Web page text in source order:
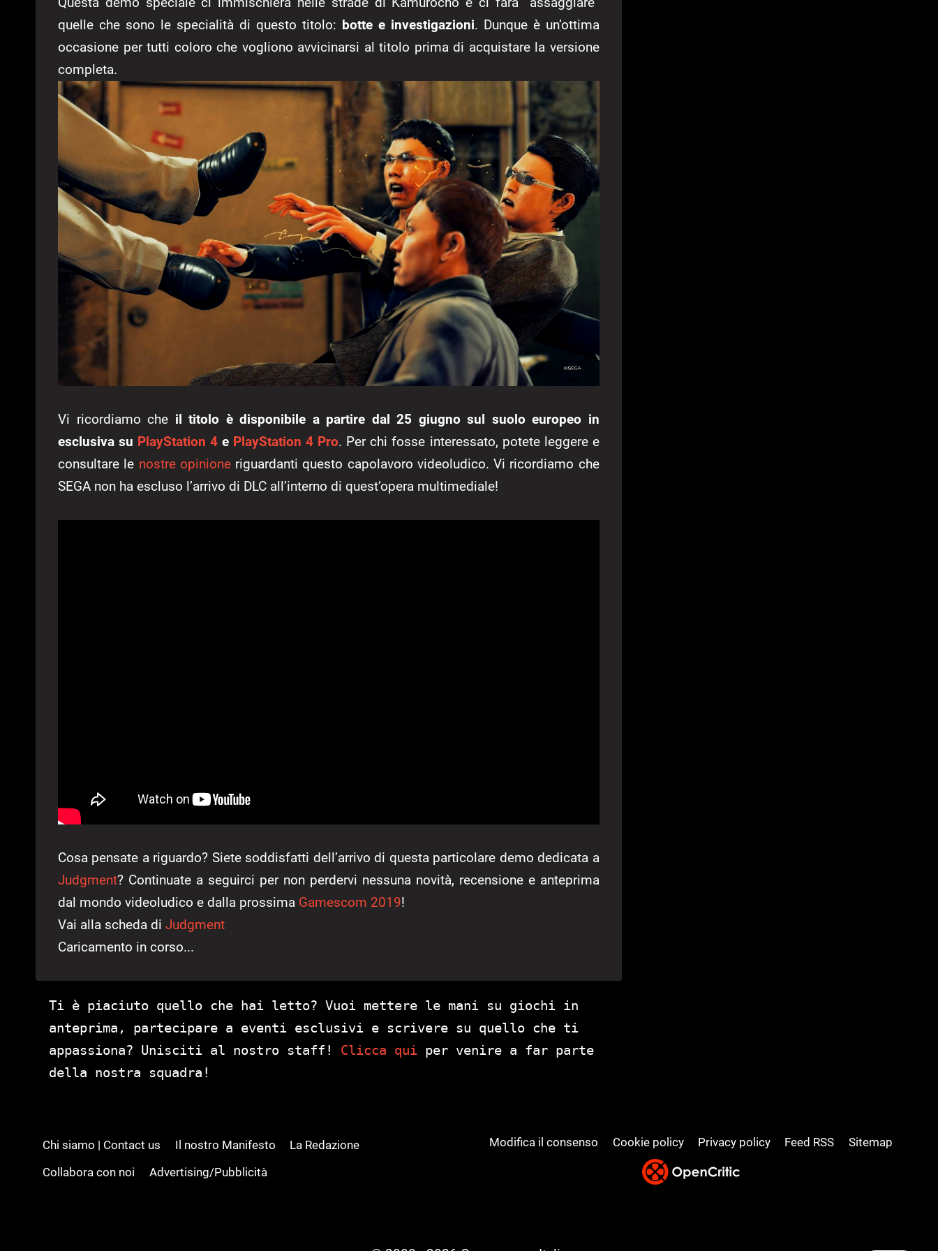
quelle che sono le specialità di questo titolo: botte e investigazioni. Dunque è un’ottima
occasione per tutti coloro che vogliono avvicinarsi al titolo prima di acquistare la versione
completa.
Vi ricordiamo che il titolo è disponibile a partire dal 25 giugno sul suolo europeo in
esclusiva su PlayStation 4 e PlayStation 4 Pro. Per chi fosse interessato, potete leggere e
consultare le nostre opinioneriguardanti questo capolavoro videoludico. Vi ricordiamo che
SEGA non ha escluso l’arrivo di DLC all’interno di quest’opera multimediale!
Cosa pensate a riguardo? Siete soddisfatti dell’arrivo di questa particolare demo dedicata a
Judgment? Continuate a seguirci per non perdervi nessuna novità, recensione e anteprima
dal mondo videoludico e dalla prossima Gamescom 2019!
Vai alla scheda di Judgment
Caricamento in corso...
Ti è piaciuto quello che hai letto? Vuoi mettere le mani su giochi in
anteprima, partecipare a eventi esclusivi e scrivere su quello che ti
appassiona? Unisciti al nostro staff! Clicca qui per venire a far parte
della nostra squadra!
Chi siamo | Contact us Il nostro Manifesto
La Redazione
Collabora con noi
Advertising/Pubblicità
Modifica il consenso Cookie policy Privacy policy Feed RSS Sitemap